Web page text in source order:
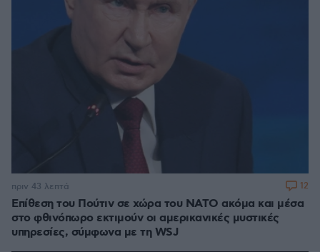
Επίθεση του Πούτιν σε χώρα του ΝΑΤΟ ακόμα και μέσα
στο φθινόπωρο εκτιμούν οι αμερικανικές μυστικές
υπηρεσίες, σύμφωνα με τη WSJ
πριν 43 λεπτά 12